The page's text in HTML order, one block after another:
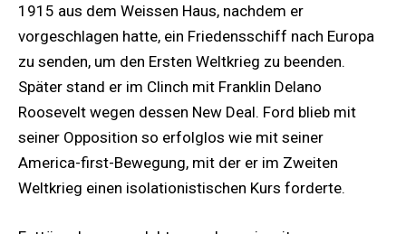
1915 aus dem Weissen Haus, nachdem er
vorgeschlagen hatte, ein Friedensschiff nach Europa
zu senden, um den Ersten Weltkrieg zu beenden.
Später stand er im Clinch mit Franklin Delano
Roosevelt wegen dessen New Deal. Ford blieb mit
seiner Opposition so erfolglos wie mit seiner
America-first-Bewegung, mit der er im Zweiten
Weltkrieg einen isolationistischen Kurs forderte.